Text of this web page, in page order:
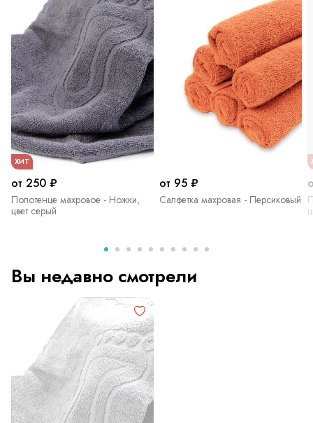
ХИТ
от 250 ₽
Полотенце махровое - Ножки,
цвет серый
от 95 ₽
Салфетка махровая - Персиковый
Вы недавно смотрели